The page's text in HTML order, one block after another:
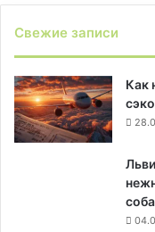
Свежие записи
Как